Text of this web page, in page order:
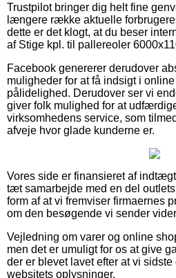
Trustpilot bringer dig helt fine
længere række aktuelle
dette er det klogt, at du beser
af Stige kpl. til pallereoler
Facebook genererer derudover
muligheder for at få indsigt i
pålidelighed. Derudover ser vi
giver folk mulighed for at
virksomhedens service, som
afveje hvor glade kunderne er.
Vores side er finansieret af
tæt samarbejde med en del
form af at vi fremviser firmaernes
om den besøgende vi sender
Vejledning om varer og online
men det er umuligt for os at give
der er blevet lavet efter at vi
websitets oplysninger.